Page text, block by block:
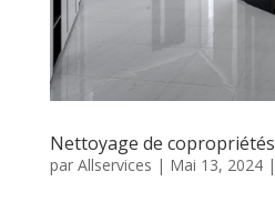
Nettoyage de copropriétés
par Allservices | Mai 13, 2024|